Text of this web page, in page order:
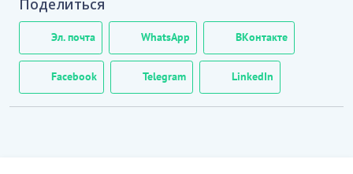
кен орындарын бағалау туралы ақпаратты,
фрэнчайзинг шарттары (келісімдер)
пайдаланғаны үшін роялти немесе
лицензиялық төлемдерді алу
кіреді
Бұл ішкікласқа:
Эл. почта WhatsApp ВКонтакте
Facebook Telegram LinkedIn